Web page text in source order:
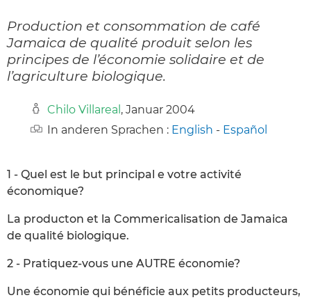
Production et consommation de café
Jamaica de qualité produit selon les
principes de l’économie solidaire et de
l’agriculture biologique.
Chilo Villareal , Januar 2004
In anderen Sprachen : English - Español
1 - Quel est le but principal e votre activité
économique?
La producton et la Commericalisation de Jamaica
de qualité biologique.
2 - Pratiquez-vous une AUTRE économie?
Une économie qui bénéficie aux petits producteurs,